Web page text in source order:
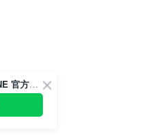
歡迎訂閱我們的 LINE 官方帳號